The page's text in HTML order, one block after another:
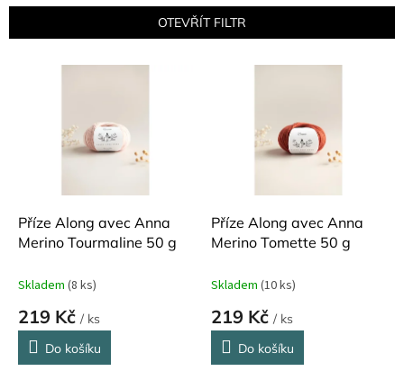
r
OTEVŘÍT FILTR
Příze Along avec Anna
Merino Tourmaline 50 g
Skladem (8 ks)
219 Kč / ks
Do košíku
Příze Along avec Anna
Merino Tomette 50 g
Skladem (10 ks)
219 Kč / ks
Do košíku